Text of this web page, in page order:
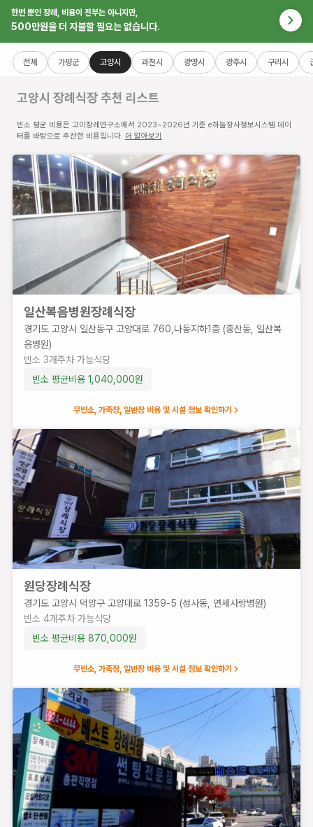
당장례식장
기도
양시
양구
양대
870,000
한번 뿐인 장례, 비용이 전부는 아니지만,
500만원을 더 지불할 필요는 없습니다.
전체 가평군 고양시 과천시 광명시 광주시 구리시
고양시 장례식장추천 리스트
빈소 평균 비용은 고이장례연구소에서 2023~2026년 기준 e하늘장사정보시스템 데이
터를 바탕으로 추산한 비용입니다. 더 알아보기
일산복음병원장례식장
경기도 고양시 일산동구 고양대로 760,나동지하1층 (중산동, 일산복
음병원)
빈소 3개주차 가능식당
빈소 평균비용 1,040,000원
무빈소, 가족장, 일반장 비용 및 시설 정보 확인하기
원당장례식장
경기도 고양시 덕양구 고양대로 1359-5 (성사동, 연세사랑병원)
빈소 4개주차 가능식당
빈소 평균비용 870,000원
무빈소, 가족장, 일반장 비용 및 시설 정보 확인하기